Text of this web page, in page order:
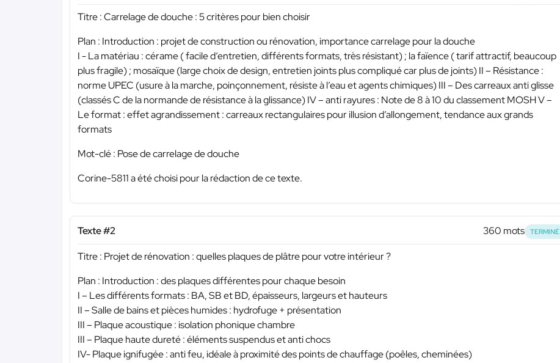
Titre : Carrelage de douche : 5 critères pour bien choisir
Plan : Introduction : projet de construction ou rénovation, importance carrelage pour la douche
I - La matériau : cérame ( facile d’entretien, différents formats, très résistant) ; la faïence ( tarif attractif, beaucoup
plus fragile) ; mosaïque (large choix de design, entretien joints plus compliqué car plus de joints) II – Résistance :
norme UPEC (usure à la marche, poinçonnement, résiste à l’eau et agents chimiques) III – Des carreaux anti glisse
(classés C de la normande de résistance à la glissance) IV – anti rayures : Note de 8 à 10 du classement MOSH V –
Le format : effet agrandissement : carreaux rectangulaires pour illusion d’allongement, tendance aux grands
formats
Mot-clé : Pose de carrelage de douche
Corine-5811 a été choisi pour la rédaction de ce texte.
Texte #2 360 mots TERMINÉ
Titre : Projet de rénovation : quelles plaques de plâtre pour votre intérieur ?
Plan : Introduction : des plaques différentes pour chaque besoin
I – Les différents formats : BA, SB et BD, épaisseurs, largeurs et hauteurs
II – Salle de bains et pièces humides : hydrofuge + présentation
III – Plaque acoustique : isolation phonique chambre
III – Plaque haute dureté : éléments suspendus et anti chocs
IV- Plaque ignifugée : anti feu, idéale à proximité des points de chauffage (poêles, cheminées)